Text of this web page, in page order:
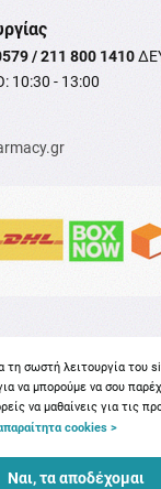
/ 211 800 1410
10:30 - 13:00
© 2026
τη σωστή λειτουργία του
να μπορούμε να σου
να μαθαίνεις για τις
cookies >
Ναι, τα αποδέχομαι